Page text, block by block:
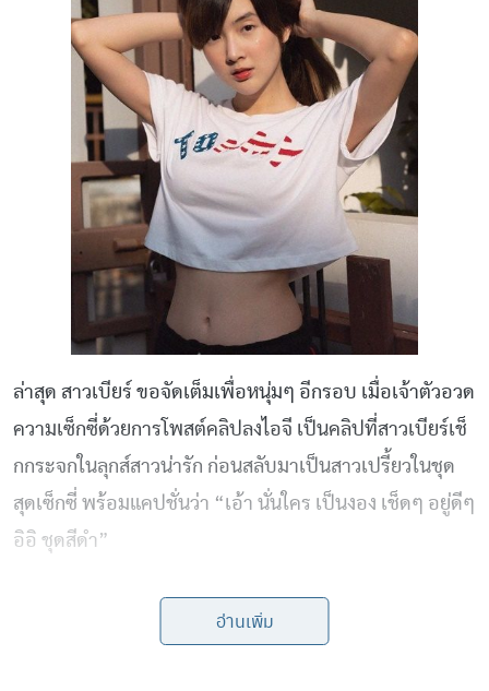
ล่าสุด สาวเบียร์ ขอจัดเต็มเพื่อหนุ่มๆ อีกรอบ เมื่อเจ้าตัวอวด
ความเซ็กซี่ด้วยการโพสต์คลิปลงไอจี เป็นคลิปที่สาวเบียร์เช็
กกระจกในลุกส์สาวน่ารัก ก่อนสลับมาเป็นสาวเปรี้ยวในชุด
สุดเซ็กซี่ พร้อมแคปชั่นว่า “เอ้า นั่นใคร เป็นงอง เช็ดๆ อยู่ดีๆ
อิอิ ชุดสีดำ”
นอกจากนี้ยังโพสต์ภาพในชุดเซ็กซี่โชว์บั้นท้ายและแคปชั่
อ่านเพิ่ม